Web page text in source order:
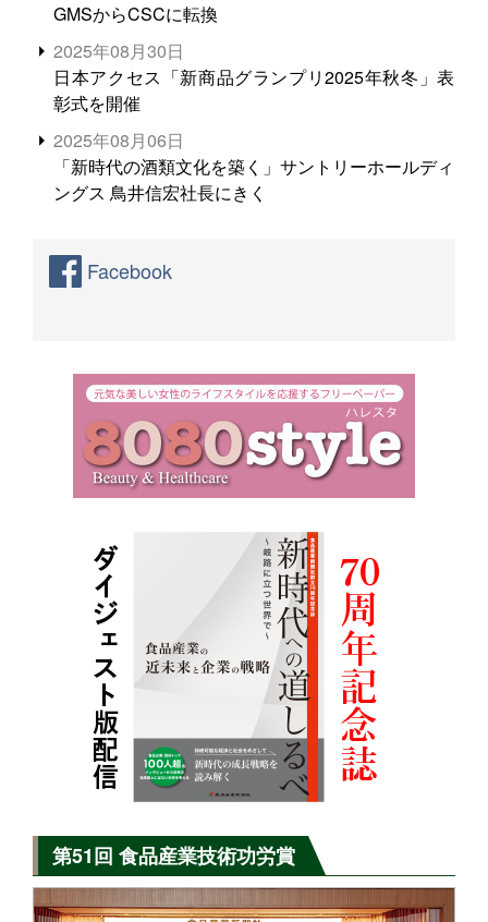
GMSからCSCに転換
2025年08月30日
日本アクセス「新商品グランプリ2025年秋冬」表
彰式を開催
2025年08月06日
「新時代の酒類文化を築く」サントリーホールディ
ングス 鳥井信宏社長にきく
Facebook
第51回 食品産業技術功労賞